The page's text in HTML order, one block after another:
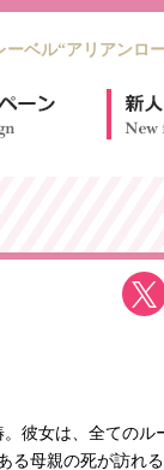
ベル“アリアンロ
彼女は、全てのル
る母親の死が訪れ